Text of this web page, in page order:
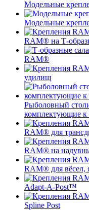
Модельные
Модельные
RAM® на Т-
RAM®
удилищ
Рыболовный
комплектующие
RAM® для
RAM® на
RAM® для вёсел,
Adapt-A-Post™
Spline Post